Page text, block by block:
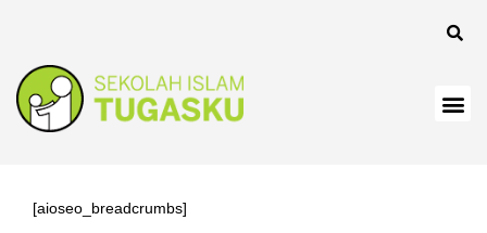
[aioseo_breadcrumbs]